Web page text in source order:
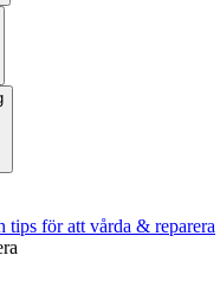
tips för att vårda & reparera